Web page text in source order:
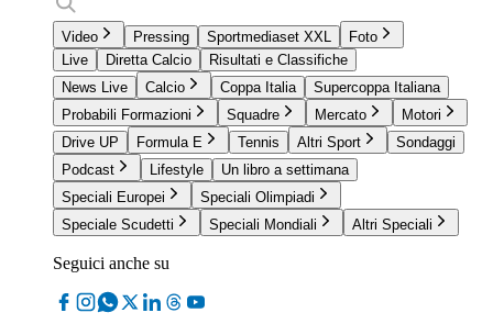
Video Pressing Sportmediaset XXL
Foto
Live
Diretta Calcio
Risultati e Classifiche
News Live
Calcio Coppa Italia
Supercoppa Italiana
Probabili Formazioni
Squadre Mercato
Motori
Drive UP
Formula E Tennis Altri Sport
Sondaggi
Podcast
Lifestyle
Un libro a settimana
Speciali Europei
Speciali Olimpiadi
Speciale Scudetti
Speciali Mondiali Altri Speciali
Seguici anche su